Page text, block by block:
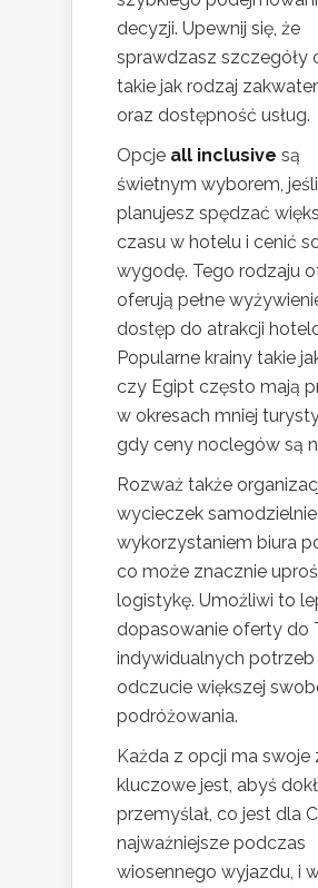
decyzji. Upewnij się, że
sprawdzasz szczegóły
takie jak rodzaj
oraz dostępność usług.
Opcje all inclusive są
świetnym wyborem, jeśli
planujesz spędzać
czasu w hotelu i cenić
wygodę. Tego rodzaju
oferują pełne
dostęp do atrakcji
Popularne krainy takie
czy Egipt często mają
w okresach mniej
gdy ceny noclegów są
Rozważ także
wycieczek
wykorzystaniem biura
co może znacznie
logistykę. Umożliwi to
dopasowanie oferty do
indywidualnych potrzeb
odczucie większej
podróżowania.
Każda z opcji ma swoje
kluczowe jest, abyś
przemyślał, co jest dla
najważniejsze podczas
wiosennego wyjazdu, i